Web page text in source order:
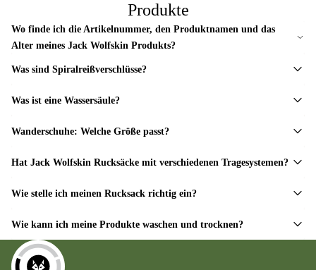
Produkte
Wo finde ich die Artikelnummer, den Produktnamen und das
Alter meines Jack Wolfskin Produkts?
Was sind Spiralreißverschlüsse?
Was ist eine Wassersäule?
Wanderschuhe: Welche Größe passt?
Hat Jack Wolfskin Rucksäcke mit verschiedenen Tragesystemen?
Wie stelle ich meinen Rucksack richtig ein?
Wie kann ich meine Produkte waschen und trocknen?